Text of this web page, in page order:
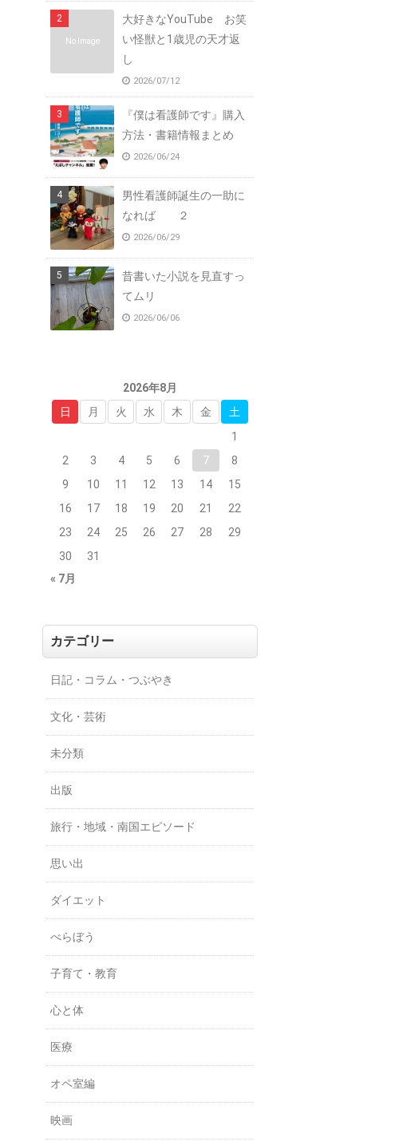
No Image
大好きなYouTube お笑
い怪獣と1歳児の天才返
し
2026/07/12
『僕は看護師です』購入
方法・書籍情報まとめ
2026/06/24
男性看護師誕生の一助に
なれば ２
2026/06/29
昔書いた小説を見直すっ
てムリ
2026/06/06
2026年8月
日
月 火 水 木 金
土
1
2
3 4 5 6 7
8
9
10 11 12 13 14
15
16
17 18 19 20 21
22
23
24 25 26 27 28
29
30
31
« 7月
カテゴリー
日記・コラム・つぶやき
文化・芸術
未分類
出版
旅行・地域・南国エピソード
思い出
ダイエット
べらぼう
子育て・教育
心と体
医療
オペ室編
映画